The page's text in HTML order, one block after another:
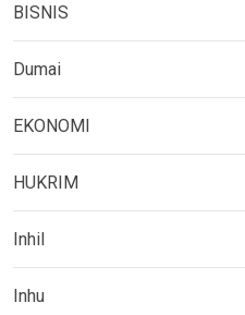
BISNIS
Dumai
EKONOMI
HUKRIM
Inhil
Inhu